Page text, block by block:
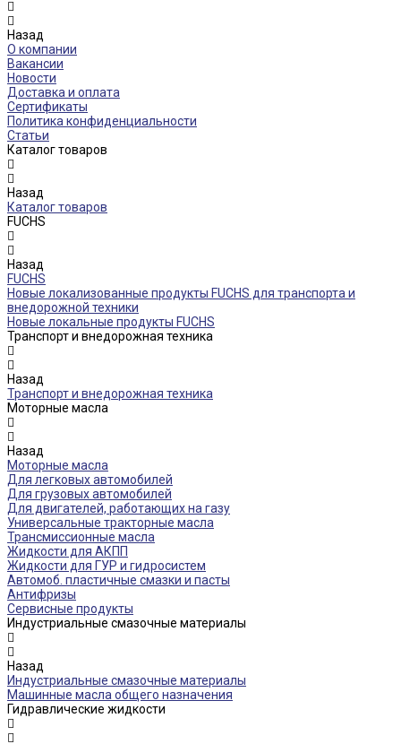
Назад
О компании
Вакансии
Новости
Доставка и оплата
Сертификаты
Политика конфиденциальности
Статьи
Каталог товаров
Назад
Каталог товаров
FUCHS
Назад
FUCHS
Новые локализованные продукты FUCHS для транспорта и
внедорожной техники
Новые локальные продукты FUCHS
Транспорт и внедорожная техника
Назад
Транспорт и внедорожная техника
Моторные масла
Назад
Моторные масла
Для легковых автомобилей
Для грузовых автомобилей
Для двигателей, работающих на газу
Универсальные тракторные масла
Трансмиссионные масла
Жидкости для АКПП
Жидкости для ГУР и гидросистем
Автомоб. пластичные смазки и пасты
Антифризы
Сервисные продукты
Индустриальные смазочные материалы
Назад
Индустриальные смазочные материалы
Машинные масла общего назначения
Гидравлические жидкости